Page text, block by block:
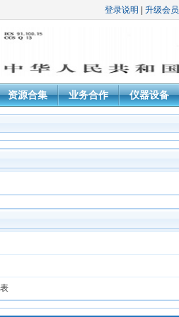
登录说明 升级会员
资源合集 业务合作 仪器设备